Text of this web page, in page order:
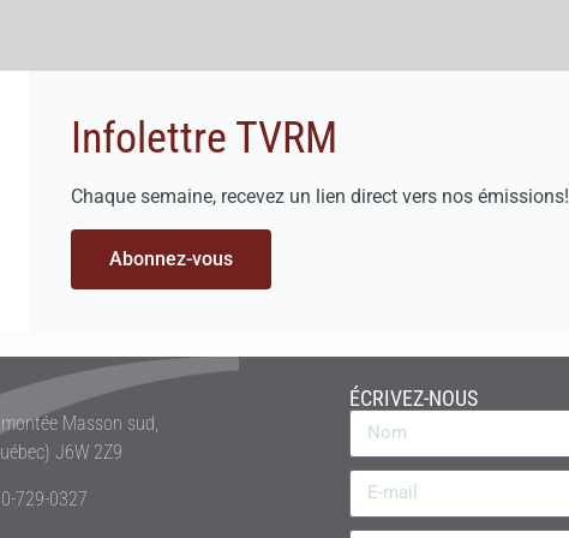
Infolettre TVRM
Chaque semaine, recevez un lien direct vers nos émissions!
Abonnez-vous
Masson sud,
J6W 2Z9
729-0327
ÉCRIVEZ-NOUS